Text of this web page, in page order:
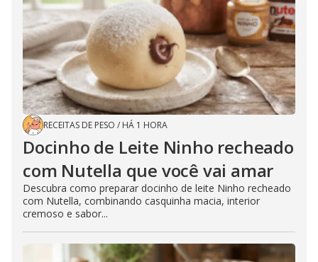
RECEITAS DE PESO / HÁ 1 HORA
Docinho de Leite Ninho recheado
com Nutella que você vai amar
Descubra como preparar docinho de leite Ninho recheado
com Nutella, combinando casquinha macia, interior
cremoso e sabor...